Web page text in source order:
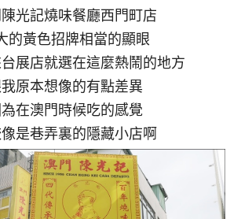
光記燒味餐廳西門町店
的黃色招牌相當的顯眼
展店就選在這麼熱鬧的地方
原本想像的有點差異
在澳門時候吃的感覺
是巷弄裏的隱藏小店啊